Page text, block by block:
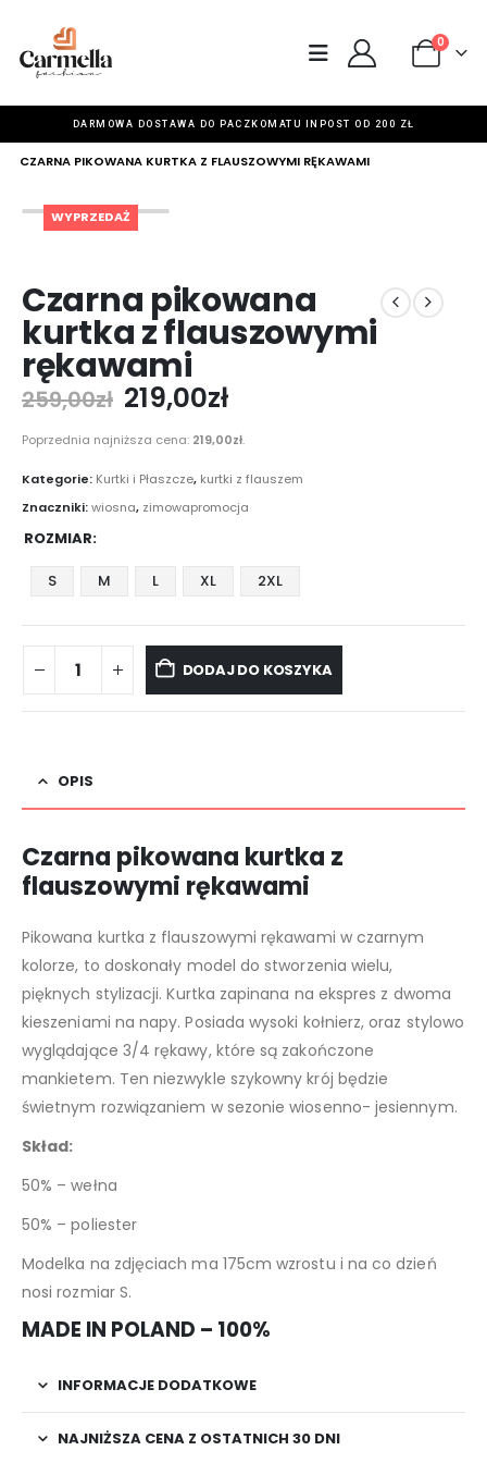
DARMOWA DOSTAWA DO PACZKOMATU INPOST OD 200 ZŁ
0
CZARNA PIKOWANA KURTKA Z FLAUSZOWYMI RĘKAWAMI
WYPRZEDAŻ
Czarna pikowana
kurtka z flauszowymi
rękawami
259,00zł 219,00zł
Poprzednia najniższa cena: 219,00zł.
Kategorie: Kurtki i Płaszcze, kurtki z flauszem
Znaczniki:wiosna, zimowapromocja
ROZMIAR
S M L XL 2XL
DODAJ DO KOSZYKA
OPIS
Czarna pikowana kurtka z
flauszowymi rękawami
Pikowana kurtka z flauszowymi rękawami w czarnym
kolorze, to doskonały model do stworzenia wielu,
pięknych stylizacji. Kurtka zapinana na ekspres z dwoma
kieszeniami na napy. Posiada wysoki kołnierz, oraz stylowo
wyglądające 3/4 rękawy, które są zakończone
mankietem. Ten niezwykle szykowny krój będzie
świetnym rozwiązaniem w sezonie wiosenno- jesiennym.
Skład:
50% – wełna
50% – poliester
Modelka na zdjęciach ma 175cm wzrostu i na co dzień
nosi rozmiar S.
MADE IN POLAND – 100%
INFORMACJE DODATKOWE
NAJNIŻSZA CENA Z OSTATNICH 30 DNI